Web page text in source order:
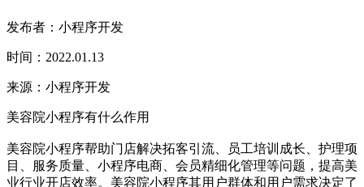
发布者：小程序开发
时间：2022.01.13
来源：小程序开发
美容院小程序有什么作用
美容院小程序帮助门店解决拓客引流、员工培训成长、护理项
目、服务质量、小程序电商、会员精细化管理等问题，提高美
业行业开店效率。美容院小程序其用户群体和用户需求决定了